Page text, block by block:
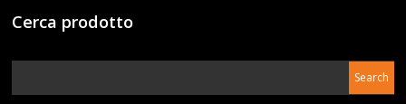
Cerca prodotto